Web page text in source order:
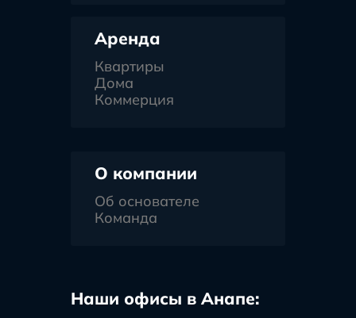
Аренда
Квартиры
Дома
Коммерция
О компании
Об основателе
Команда
Наши офисы в Анапе: